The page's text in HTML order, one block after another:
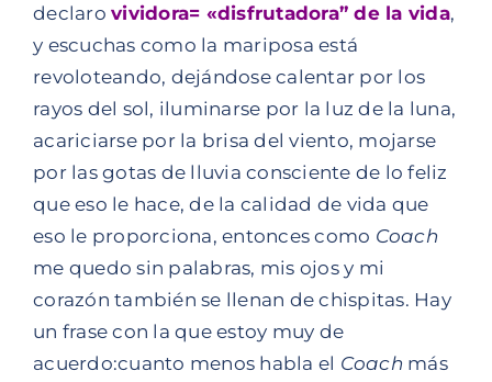
declarovividora= «disfrutadora” de la vida,
y escuchas como la mariposa está
revoloteando, dejándose calentar por los
rayos del sol, iluminarse por la luz de la luna,
acariciarse por la brisa del viento, mojarse
por las gotas de lluvia consciente de lo feliz
que eso le hace, de la calidad de vida que
eso le proporciona, entonces como Coach
me quedo sin palabras, mis ojos y mi
corazón también se llenan de chispitas. Hay
un frase con la que estoy muy de
acuerdo:cuanto menos habla el Coach más